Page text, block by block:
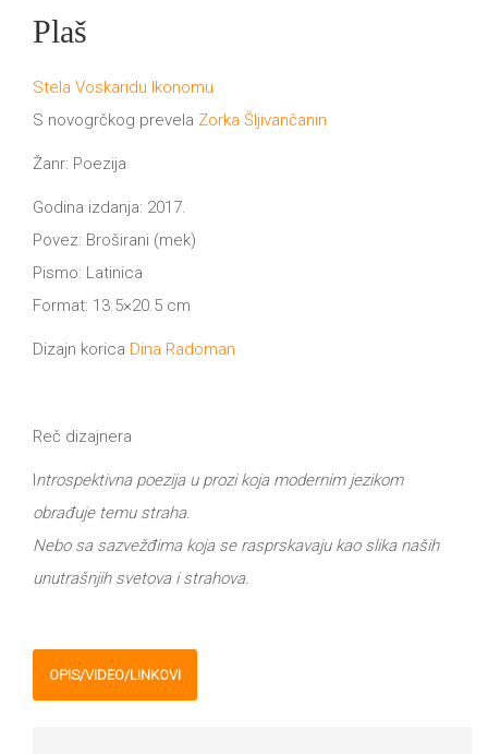
Plaš
Stela Voskaridu Ikonomu
S novogrčkog prevela Zorka Šljivančanin
Žanr: Poezija
Godina izdanja: 2017.
Povez: Broširani (mek)
Pismo: Latinica
Format: 13.5×20.5 cm
Dizajn korica Dina Radoman
Reč dizajnera
Introspektivna poezija u prozi koja modernim jezikom
obrađuje temu straha.
Nebo sa sazvežđima koja se rasprskavaju kao slika naših
unutrašnjih svetova i strahova.
OPIS/VIDEO/LINKOVI